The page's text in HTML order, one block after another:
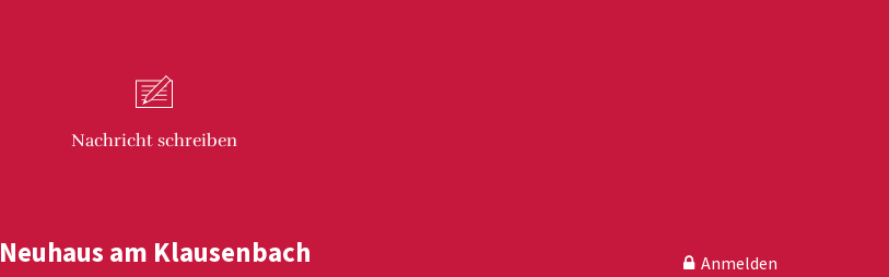
Nachricht schreiben
Neuhaus am Klausenbach Anmelden